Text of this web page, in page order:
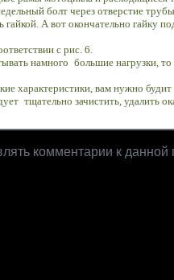
болт через отверстие
А вот окончательно гайку
с рис. 6.
намного большие нагрузки, то
характеристики, вам нужно
тщательно зачистить, удалить
комментарии к данной